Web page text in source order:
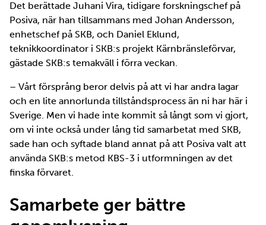
Det berättade Juhani Vira, tidigare forskningschef på
Posiva, när han tillsammans med Johan Andersson,
enhetschef på SKB, och Daniel Eklund,
teknikkoordinator i SKB:s projekt Kärnbränsleförvar,
gästade SKB:s temakväll i förra veckan.
– Vårt försprång beror delvis på att vi har andra lagar
och en lite annorlunda tillståndsprocess än ni har här i
Sverige. Men vi hade inte kommit så långt som vi gjort,
om vi inte också under lång tid samarbetat med SKB,
sade han och syftade bland annat på att Posiva valt att
använda SKB:s metod KBS-3 i utformningen av det
finska förvaret.
Samarbete ger bättre